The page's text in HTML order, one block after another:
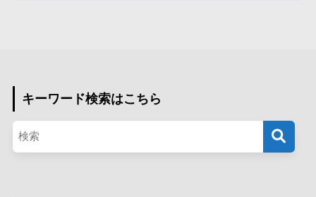
キーワード検索はこちら